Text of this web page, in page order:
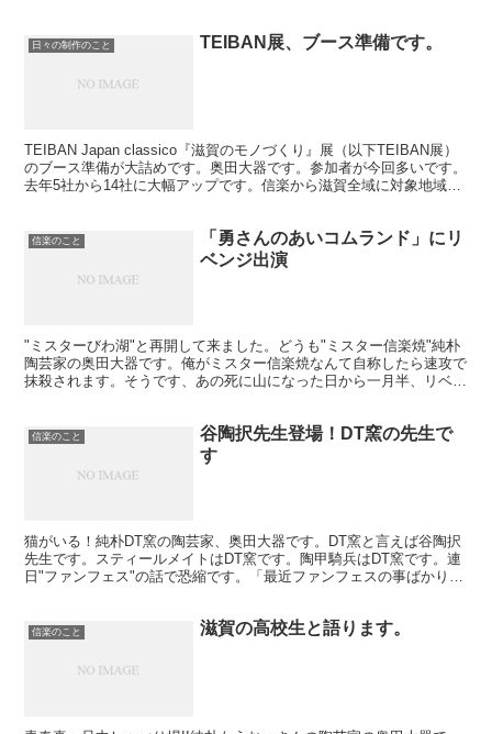
日々の制作のこと TEIBAN展、ブース準備です。
TEIBAN Japan classico『滋賀のモノづくり』展（以下TEIBAN展）
のブース準備が大詰めです。奥田大器です。参加者が今回多いです。
去年5社から14社に大幅アップです。信楽から滋賀全域に対象地域を
信楽のこと
「勇さんのあいコムランド」にリ
ベンジ出演
"ミスターびわ湖"と再開して来ました。どうも"ミスター信楽焼"純朴
陶芸家の奥田大器です。俺がミスター信楽焼なんて自称したら速攻で
抹殺されます。そうです、あの死に山になった日から一月半、リベン
信楽のこと
谷陶択先生登場！DT窯の先生で
す
猫がいる！純朴DT窯の陶芸家、奥田大器です。DT窯と言えば谷陶択
先生です。スティールメイトはDT窯です。陶甲騎兵はDT窯です。連
日"ファンフェス"の話で恐縮です。「最近ファンフェスの事ばかりで
信楽のこと 滋賀の高校生と語ります。